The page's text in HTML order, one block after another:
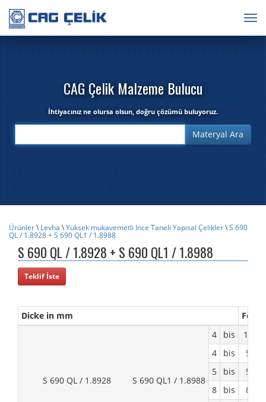
CAG Çelik Malzeme Bulucu
İhtiyacınız ne olursa olsun, doğru çözümü buluyoruz.
Ürünler\Levha \Yüksek mukavemetli Ince Taneli Yapısal Çelikler\S 690
QL / 1.8928 + S 690 QL1 / 1.8988
S 690 QL / 1.8928 + S 690 QL1 / 1.8988
Teklif İste
Dicke in mm
S 690 QL / 1.8928 S 690 QL1 / 1.8988
4 bis
120
4
bis
50
5
bis
50
8
bis
80